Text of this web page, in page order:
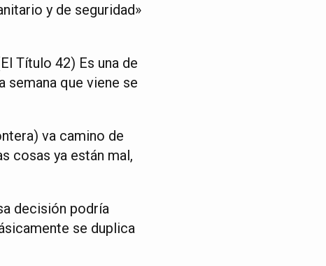
y de seguridad»
Título 42) Es una de
semana que viene se
va camino de
cosas ya están mal,
decisión podría
se duplica